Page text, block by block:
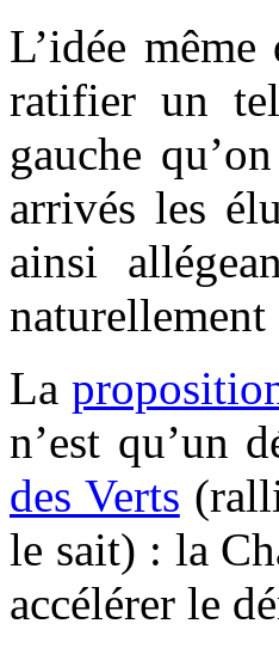
L’idée
ratifier un
gauche
arrivés les
ainsi
naturellement
La
n’est qu’un
des Verts
le sait) : la
accélérer le